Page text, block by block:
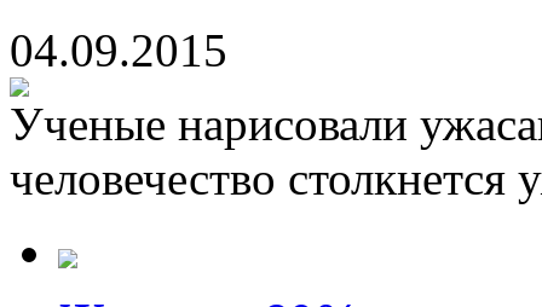
04.09.2015
Ученые нарисовали
человечество столкнется